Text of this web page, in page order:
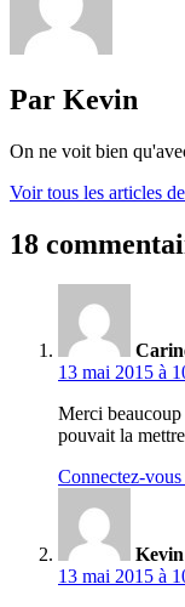
Par Kevin
On ne voit bien
Voir tous les articles
18
13 mai 2015 à
Merci beaucoup
pouvait la
Connectez-
Kevin
13 mai 2015 à